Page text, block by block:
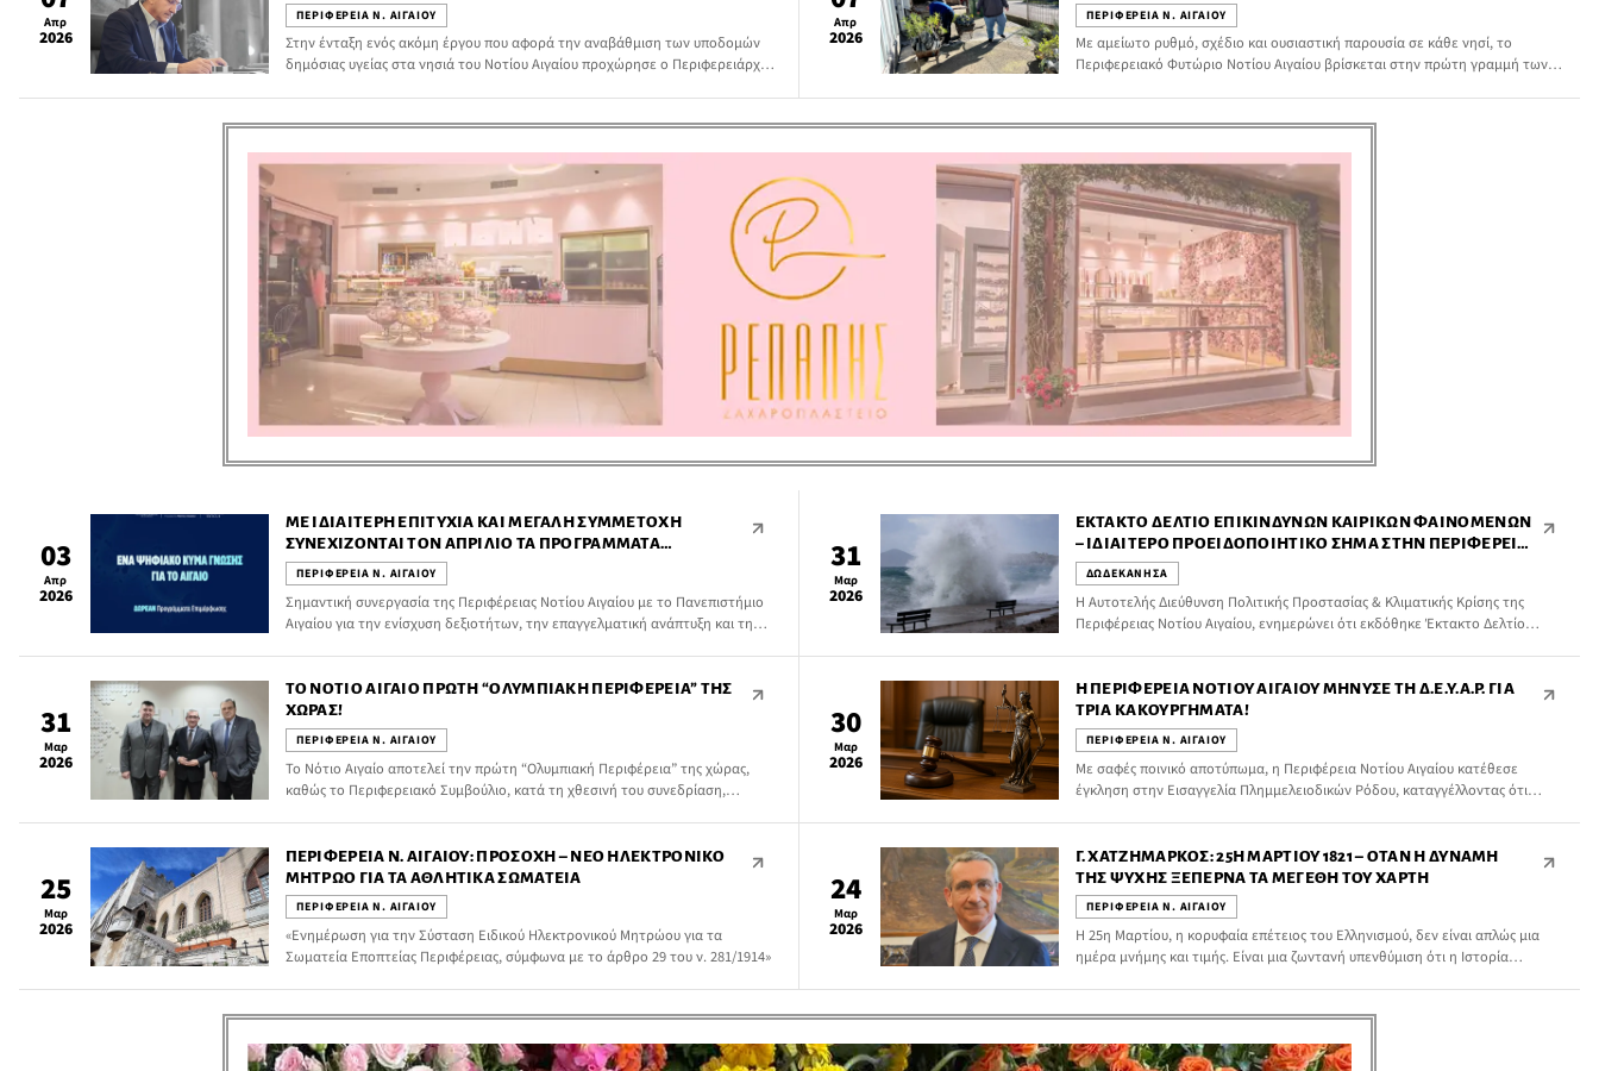
Απρ
2026
ΧΡΗΜΑΤΟΔΌΤΗΣΗ ΑΠΌ ΕΥΡΩΠΑΪΚΟΎΣ ΠΌΡΟΥΣ ΤΗΣ
ΠΕΡΙΦΈΡΕΙΑΣ ΝΟΤΊΟΥ ΑΙΓΑΊΟΥ
ΠΕΡΙΦΕΡΕΙΑ Ν. ΑΙΓΑΙΟΥ
Στην ένταξη ενός ακόμη έργου που αφορά την αναβάθμιση των υποδομών
δημόσιας υγείας στα νησιά του Νοτίου Αιγαίου προχώρησε ο Περιφερειάρχης
Απρ
2026
ΠΕΡΙΦΕΡΕΙΑ Ν. ΑΙΓΑΙΟΥ
Με αμείωτο ρυθμό, σχέδιο και ουσιαστική παρουσία σε κάθε νησί, το
Περιφερειακό Φυτώριο Νοτίου Αιγαίου βρίσκεται στην πρώτη γραμμή των
Δωδεκάνησο.
03
Απρ
2026
ΜΕ ΙΔΙΑΊΤΕΡΗ ΕΠΙΤΥΧΊΑ ΚΑΙ ΜΕΓΆΛΗ ΣΥΜΜΕΤΟΧΉ
ΣΥΝΕΧΊΖΟΝΤΑΙ ΤΟΝ ΑΠΡΊΛΙΟ ΤΑ ΠΡΟΓΡΆΜΜΑΤΑ
ΚΑΤΆΡΤΙΣΗΣ ΣΤΟ ΝΌΤΙΟ ΑΙΓΑΊΟ ΜΈΣΩ ΤΗΣ ΔΡΆΣΗΣ
AEGEAN SKILLS
ΠΕΡΙΦΕΡΕΙΑ Ν. ΑΙΓΑΙΟΥ
Σημαντική συνεργασία της Περιφέρειας Νοτίου Αιγαίου με το Πανεπιστήμιο
Αιγαίου για την ενίσχυση δεξιοτήτων, την επαγγελματική ανάπτυξη και τη
31
Μαρ
2026
ΈΚΤΑΚΤΟ ΔΕΛΤΊΟ ΕΠΙΚΊΝΔΥΝΩΝ ΚΑΙΡΙΚΏΝ ΦΑΙΝΟΜΈΝΩΝ
– ΙΔΙΑΊΤΕΡΟ ΠΡΟΕΙΔΟΠΟΙΗΤΙΚΌ ΣΉΜΑ ΣΤΗΝ ΠΕΡΙΦΈΡΕΙΑ
ΝΟΤΊΟΥ ΑΙΓΑΊΟΥ
ΔΩΔΕΚΑΝΗΣΑ
Η Αυτοτελής Διεύθυνση Πολιτικής Προστασίας & Κλιματικής Κρίσης της
Περιφέρειας Νοτίου Αιγαίου, ενημερώνει ότι εκδόθηκε Έκτακτο Δελτίο
31
Μαρ
2026
ΤΟ ΝΌΤΙΟ ΑΙΓΑΊΟ ΠΡΏΤΗ “ΟΛΥΜΠΙΑΚΉ ΠΕΡΙΦΈΡΕΙΑ” ΤΗΣ
ΧΏΡΑΣ!
ΠΕΡΙΦΕΡΕΙΑ Ν. ΑΙΓΑΙΟΥ
Το Νότιο Αιγαίο αποτελεί την πρώτη “Ολυμπιακή Περιφέρεια” της χώρας,
καθώς το Περιφερειακό Συμβούλιο, κατά τη χθεσινή του συνεδρίαση,
πλαίσιο του προγράμματος “Ολυμπιακές Περιφέρειες”.
30
Μαρ
2026
Η ΠΕΡΙΦΈΡΕΙΑ ΝΟΤΊΟΥ ΑΙΓΑΊΟΥ ΜΉΝΥΣΕ ΤΗ Δ.Ε.Υ.Α.Ρ. ΓΙΑ
ΤΡΊΑ ΚΑΚΟΥΡΓΉΜΑΤΑ!
ΠΕΡΙΦΕΡΕΙΑ Ν. ΑΙΓΑΙΟΥ
Με σαφές ποινικό αποτύπωμα, η Περιφέρεια Νοτίου Αιγαίου κατέθεσε
έγκληση στην Εισαγγελία Πλημμελειοδικών Ρόδου, καταγγέλλοντας ότι
ένα ανάποδο αφήγημα, όπου ο οφειλέτης παρουσιάζεται ως δήθεν
πιστωτής!.
25
Μαρ
2026
ΠΕΡΙΦΈΡΕΙΑ Ν. ΑΙΓΑΊΟΥ: ΠΡΟΣΟΧΉ – ΝΈΟ ΗΛΕΚΤΡΟΝΙΚΌ
ΜΗΤΡΏΟ ΓΙΑ ΤΑ ΑΘΛΗΤΙΚΆ ΣΩΜΑΤΕΊΑ
ΠΕΡΙΦΕΡΕΙΑ Ν. ΑΙΓΑΙΟΥ
«Ενημέρωση για την Σύσταση Ειδικού Ηλεκτρονικού Μητρώου για τα
Σωματεία Εποπτείας Περιφέρειας, σύμφωνα με το άρθρο 29 του ν. 281/1914»
24
Μαρ
2026
Γ. ΧΑΤΖΗΜΆΡΚΟΣ: 25Η ΜΑΡΤΊΟΥ 1821 – ΌΤΑΝ Η ΔΎΝΑΜΗ
ΤΗΣ ΨΥΧΉΣ ΞΕΠΕΡΝΆ ΤΑ ΜΕΓΈΘΗ ΤΟΥ ΧΆΡΤΗ
ΠΕΡΙΦΕΡΕΙΑ Ν. ΑΙΓΑΙΟΥ
Η 25η Μαρτίου, η κορυφαία επέτειος του Ελληνισμού, δεν είναι απλώς μια
ημέρα μνήμης και τιμής. Είναι μια ζωντανή υπενθύμιση ότι η Ιστορία